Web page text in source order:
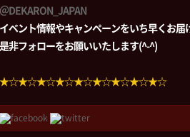
＠DEKARON_JAPAN
イベント情報やキャンペーンをいち早くお届
是非フォローをお願いいたします(^-^)
★☆★☆★☆★☆★☆★☆★☆★☆★☆